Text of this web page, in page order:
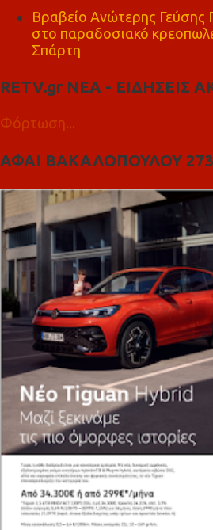
Βραβείο Ανώτερης
στο παραδοσιακό
Σπάρτη
RETV.gr ΝΕΑ - ΕΙΔΗΣΕΙΣ
Φόρτωση...
ΑΦΑΙ ΒΑΚΑΛΟΠΟΥΛΟΥ